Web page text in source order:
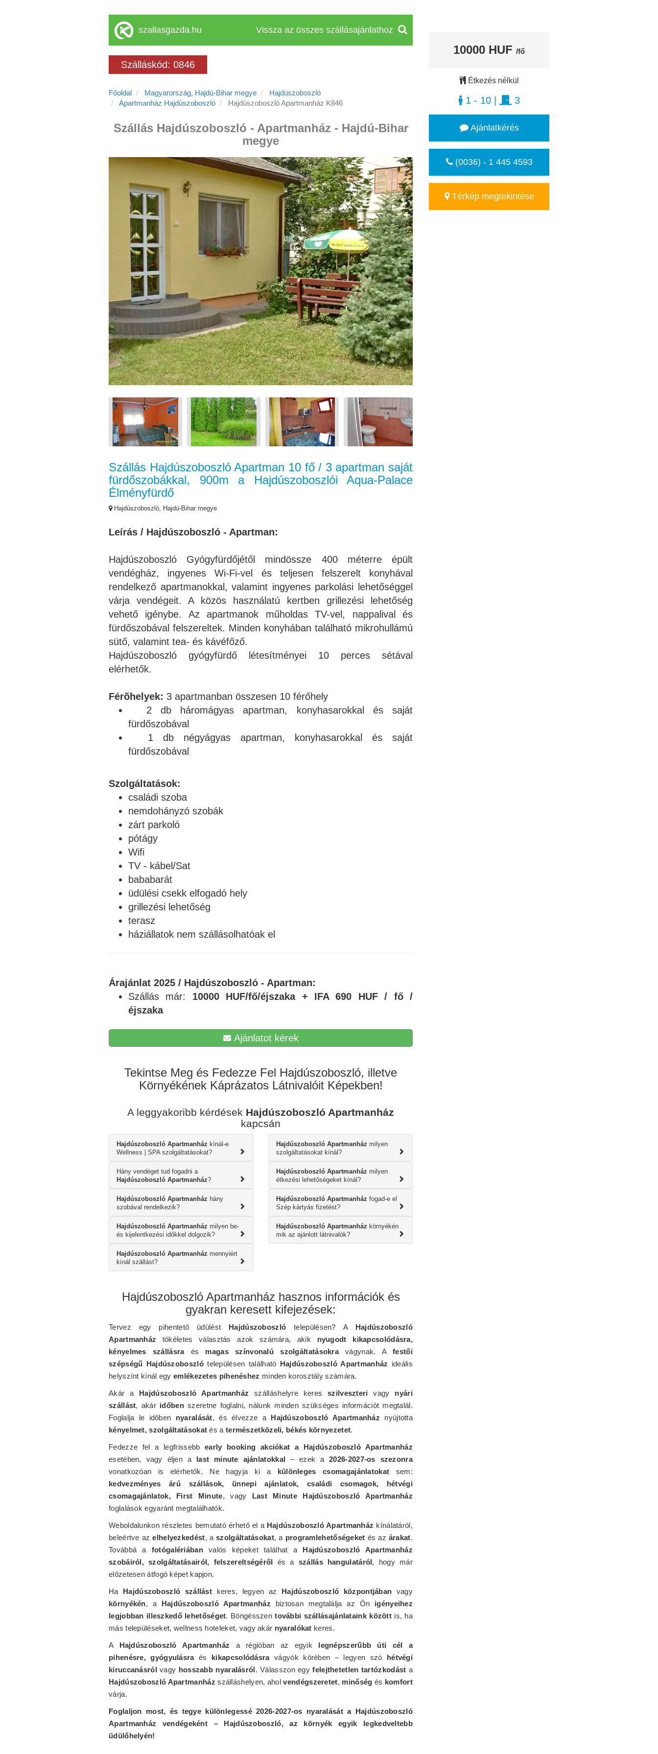
szallasgazda.hu Vissza az összes szállásajánlathoz
Szálláskód: 0846
Főoldal Magyarország, Hajdú-Bihar megye
Hajdúszoboszló
Apartmanház Hajdúszoboszló
Hajdúszoboszló Apartmanház K846
Szállás Hajdúszoboszló - Apartmanház - Hajdú-Bihar
megye
Szállás Hajdúszoboszló Apartman 10 fő / 3 apartman saját
fürdőszobákkal, 900m a Hajdúszoboszlói Aqua-Palace
Élményfürdő
Hajdúszoboszló, Hajdú-Bihar megye
Leírás / Hajdúszoboszló - Apartman:
Hajdúszoboszló Gyógyfürdőjétől mindössze 400 méterre épült
vendégház, ingyenes Wi-Fi-vel és teljesen felszerelt konyhával
rendelkező apartmanokkal, valamint ingyenes parkolási lehetőséggel
várja vendégeit. A közös használatú kertben grillezési lehetőség
vehető igénybe. Az apartmanok műholdas TV-vel, nappalival és
fürdőszobával felszereltek. Minden konyhában található mikrohullámú
sütő, valamint tea- és kávéfőző.
Hajdúszoboszló gyógyfürdő létesítményei 10 perces sétával
elérhetők.
Férõhelyek: 3 apartmanban összesen 10 férőhely
2 db háromágyas apartman, konyhasarokkal és saját
fürdőszobával
1 db négyágyas apartman, konyhasarokkal és saját
fürdőszobával
Szolgáltatások:
családi szoba
nemdohányzó szobák
zárt parkoló
pótágy
Wifi
TV - kábel/Sat
bababarát
üdülési csekk elfogadó hely
grillezési lehetőség
terasz
háziállatok nem szállásolhatóak el
Árajánlat 2025 / Hajdúszoboszló - Apartman:
Szállás már: 10000 HUF/fő/éjszaka + IFA 690 HUF / fő /
éjszaka
Ajánlatot kérek
Tekintse Meg és Fedezze Fel Hajdúszoboszló, illetve
Környékének Káprázatos Látnivalóit Képekben!
A leggyakoribb kérdések Hajdúszoboszló Apartmanház
kapcsán
Hajdúszoboszló Apartmanház kínál-e
Wellness | SPA szolgáltatásokat?
Hány vendéget tud fogadni a
Hajdúszoboszló Apartmanház?
Hajdúszoboszló Apartmanház hány
szobával rendelkezik?
Hajdúszoboszló Apartmanház milyen be-
és kijelentkezési időkkel dolgozik?
Hajdúszoboszló Apartmanház mennyiért
kínál szállást?
Hajdúszoboszló Apartmanház milyen
szolgáltatásokat kínál?
Hajdúszoboszló Apartmanház milyen
étkezési lehetőségeket kínál?
Hajdúszoboszló Apartmanház fogad-e el
Szép kártyás fizetést?
Hajdúszoboszló Apartmanház környékén
mik az ajánlott látnivalók?
Hajdúszoboszló Apartmanház hasznos információk és
gyakran keresett kifejezések:
Tervez egy pihentető üdülést Hajdúszoboszló településen? A Hajdúszoboszló
Apartmanház tökéletes választás azok számára, akik nyugodt kikapcsolódásra,
kényelmes szállásraés magas színvonalú szolgáltatásokravágynak. Afestői
szépségű Hajdúszoboszlótelepülésen található Hajdúszoboszló Apartmanház ideális
helyszínt kínál egyemlékezetes pihenéshez minden korosztály számára.
Akár a Hajdúszoboszló Apartmanház szálláshelyre keresszilveszteri vagy nyári
szállást, akár időbenszeretne foglalni, nálunk minden szükséges információt megtalál.
Foglalja le időben nyaralását, és élvezze a Hajdúszoboszló Apartmanház nyújtotta
kényelmet, szolgáltatásokat és a természetközeli, békés környezetet.
Fedezze fel a legfrissebbearly booking akciókat a Hajdúszoboszló Apartmanház
esetében, vagy éljen a last minute ajánlatokkal – ezek a2026-2027-os szezonra
vonatkozóan is elérhetők. Ne hagyja ki a különleges csomagajánlatokat sem:
kedvezményes árú szállások, ünnepi ajánlatok, családi csomagok, hétvégi
csomagajánlatok, First Minute, vagy Last Minute Hajdúszoboszló Apartmanház
foglalások egyaránt megtalálhatók.
Weboldalunkon részletes bemutató érhető el a Hajdúszoboszló Apartmanház kínálatáról,
beleértve azelhelyezkedést, aszolgáltatásokat, a programlehetőségeket és az árakat.
Továbbá a fotógalériában valós képeket találhat a Hajdúszoboszló Apartmanház
szobáiról, szolgáltatásairól, felszereltségéről és a szállás hangulatáról, hogy már
előzetesen átfogó képet kapjon.
Ha Hajdúszoboszló szállást keres, legyen az Hajdúszoboszló központjában vagy
környékén, a Hajdúszoboszló Apartmanház biztosan megtalálja az Ön igényeihez
legjobban illeszkedő lehetőséget. Böngésszentovábbi szállásajánlataink között is, ha
más településeket, wellness hoteleket, vagy akár nyaralókat keres.
A Hajdúszoboszló Apartmanház a régióban az egyik legnépszerűbb úti cél a
pihenésre, gyógyulásraés kikapcsolódásravágyók körében – legyen szó hétvégi
kiruccanásról vagy hosszabb nyaralásról. Válasszon egyfelejthetetlen tartózkodást a
Hajdúszoboszló Apartmanház szálláshelyen, aholvendégszeretet, minőség és komfort
várja.
Foglaljon most, és tegye különlegessé 2026-2027-os nyaralását a Hajdúszoboszló
Apartmanház vendégeként – Hajdúszoboszló, az környék egyik legkedveltebb
üdülőhelyén!
10000 HUF /fő
Étkezés nélkül
1 - 10| 3
Ajánlatkérés
(0036) - 1 445 4593
Térkép megtekintése